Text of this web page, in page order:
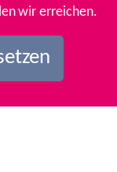
wir erreichen.